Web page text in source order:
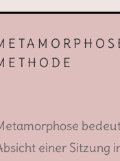
einer Sitzung